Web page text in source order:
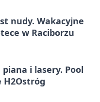
nudy. Wakacyjne
w Raciborzu
i lasery. Pool
H2Ostróg